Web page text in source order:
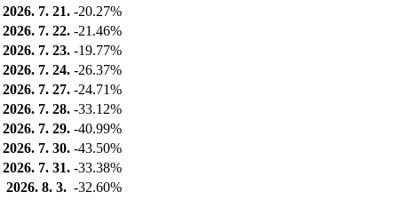
2026. 7. 21. -20.27%
2026. 7. 22. -21.46%
2026. 7. 23. -19.77%
2026. 7. 24. -26.37%
2026. 7. 27. -24.71%
2026. 7. 28. -33.12%
2026. 7. 29. -40.99%
2026. 7. 30. -43.50%
2026. 7. 31. -33.38%
2026. 8. 3. -32.60%